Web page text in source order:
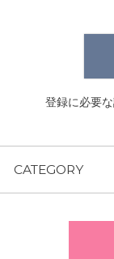
登録に必要
CATEGORY